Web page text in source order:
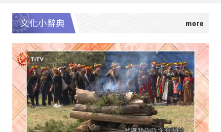
文化小辭典